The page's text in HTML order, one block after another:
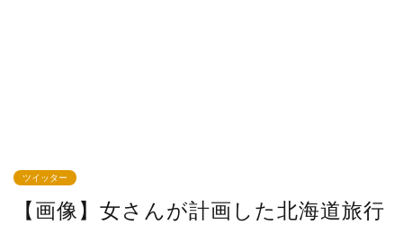
ツイッター
【画像】女さんが計画した北海道旅行